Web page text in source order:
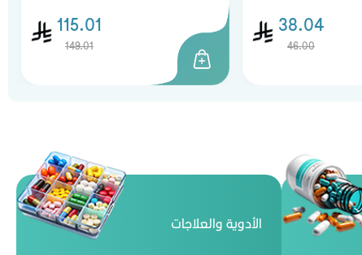
38.04
46.00
115.01
149.01
الأدوية والعلاجات